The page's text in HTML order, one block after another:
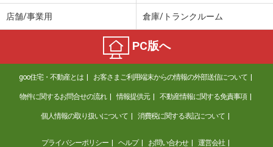
店舗/事業用 倉庫/トランクルーム
PC版へ
goo住宅・不動産とは お客さまご利用端末からの情報の外部送信について
物件に関するお問合せの流れ 情報提供元 不動産情報に関する免責事項
個人情報の取り扱いについて 消費税に関する表記について
プライバシーポリシー ヘルプ お問い合わせ 運営会社